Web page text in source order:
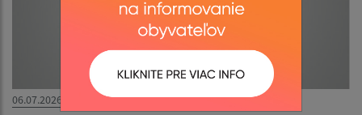
06.07.2026